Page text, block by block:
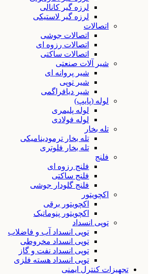
لرزه گیر کانالی
لرزه گیر لاستیکی
اتصالات
اتصالات جوشی
اتصالات رزوه ای
اتصالات ساکتی
شیر آلات صنعتی
شیر پروانه ای
شیر توپی
شیر دیافراگمی
لوله (پایپ)
لوله پلیمری
لوله فولادی
تله بخار
تله بخار ترمودینامیکی
تله بخار فلوتری
فلنج
فلنج رزوه ای
فلنج ساکتی
فلنج گلودار جوشی
اکچویتور
اکچویتور برقی
اکچویتور پنوماتیک
توپی انسداد
توپی انسداد آب و فاضلاب
توپی انسداد مخروطی
توپی انسداد نفت و گاز
توپی انسداد هسته فلزی
تجهیزات کنترل ایمنی